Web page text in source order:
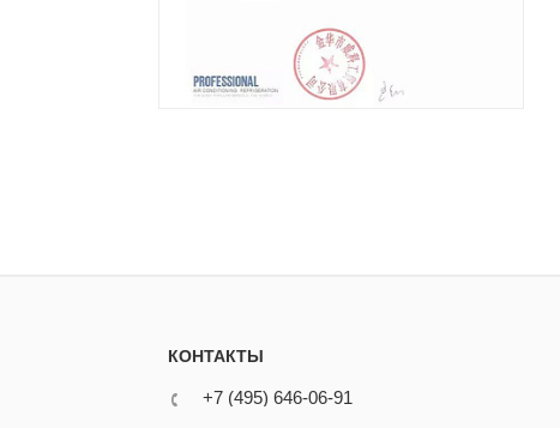
КОНТАКТЫ
+7 (495) 646-06-91